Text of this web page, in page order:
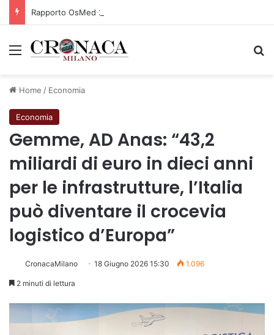
Rapporto OsMed 2025 sull’uso dei farmaci in Italia
Menu
Home / Economia
Economia
Gemme, AD Anas: “43,2
miliardi di euro in dieci anni
per le infrastrutture, l’Italia
può diventare il crocevia
logistico d’Europa”
CronacaMilano 18 Giugno 2026 15:30 1.096
2 minuti di lettura